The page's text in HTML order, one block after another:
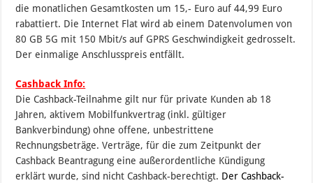
die monatlichen Gesamtkosten um 15,- Euro auf 44,99 Euro
rabattiert. Die Internet Flat wird ab einem Datenvolumen von
80 GB 5G mit 150 Mbit/s auf GPRS Geschwindigkeit gedrosselt.
Der einmalige Anschlusspreis entfällt.
Cashback Info:
Die Cashback-Teilnahme gilt nur für private Kunden ab 18
Jahren, aktivem Mobilfunkvertrag (inkl. gültiger
Bankverbindung) ohne offene, unbestrittene
Rechnungsbeträge. Verträge, für die zum Zeitpunkt der
Cashback Beantragung eine außerordentliche Kündigung
erklärt wurde, sind nicht Cashback-berechtigt. Der Cashback-